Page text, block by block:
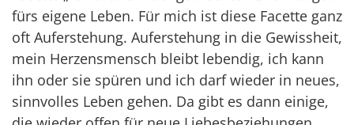
fürs eigene Leben. Für mich ist diese Facette ganz
oft Auferstehung. Auferstehung in die Gewissheit,
mein Herzensmensch bleibt lebendig, ich kann
ihn oder sie spüren und ich darf wieder in neues,
sinnvolles Leben gehen. Da gibt es dann einige,